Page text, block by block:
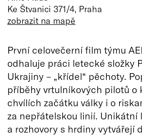
Ke Štvanici 371/4, Praha
zobrazit na mapě
První celovečerní film týmu
odhaluje práci letecké složky
Ukrajiny – „křídel“ pěchoty.
příběhy vrtulníkových pilotů o
chvílích začátku války i o
za nepřátelskou linií. Unikátní
a rozhovory s hrdiny vytvářejí